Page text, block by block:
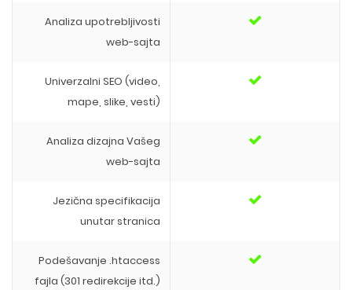
Analiza upotrebljivosti
web-sajta
Univerzalni SEO (video,
mape, slike, vesti)
Analiza dizajna Vašeg
web-sajta
Jezična specifikacija
unutar stranica
Podešavanje .htaccess
fajla (301 redirekcije itd.)